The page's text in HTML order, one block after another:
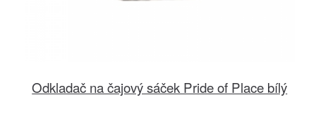
Odkladač na čajový sáček Pride of Place bílý